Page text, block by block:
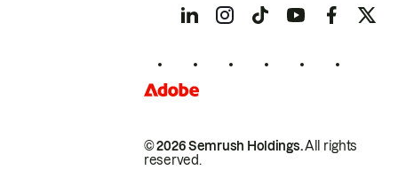
© 2026 Semrush Holdings.All rights
reserved.